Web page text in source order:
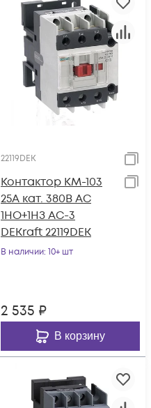
22119DEK
Контактор КМ-103
25А кат. 380В AC
1НО+1НЗ AC-3
DEKraft 22119DEK
В наличии: 10+ шт
2 535 ₽
В корзину